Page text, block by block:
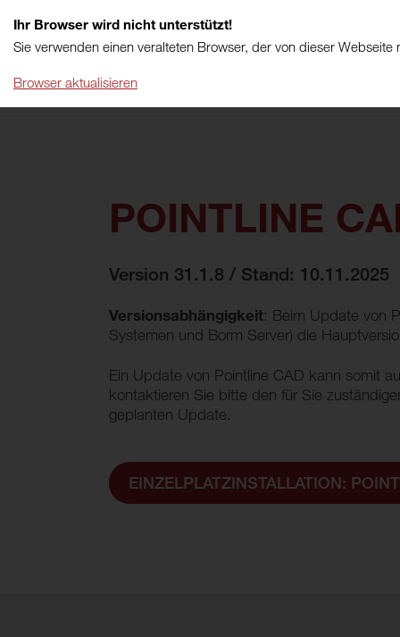
POINTLINE
Version 31.1.8 / Stand: 10.11.2025
Versionsabhängigkeit: Beim Update von
Systemen und Borm Server) die
Ein Update von Pointline CAD kann somit
kontaktieren Sie bitte den für Sie
geplanten Update.
EINZELPLATZINSTALLATION:
Ihr Browser wird nicht unterstützt!
Sie verwenden einen veralteten Browser, der von dieser Webseite
Browser aktualisieren